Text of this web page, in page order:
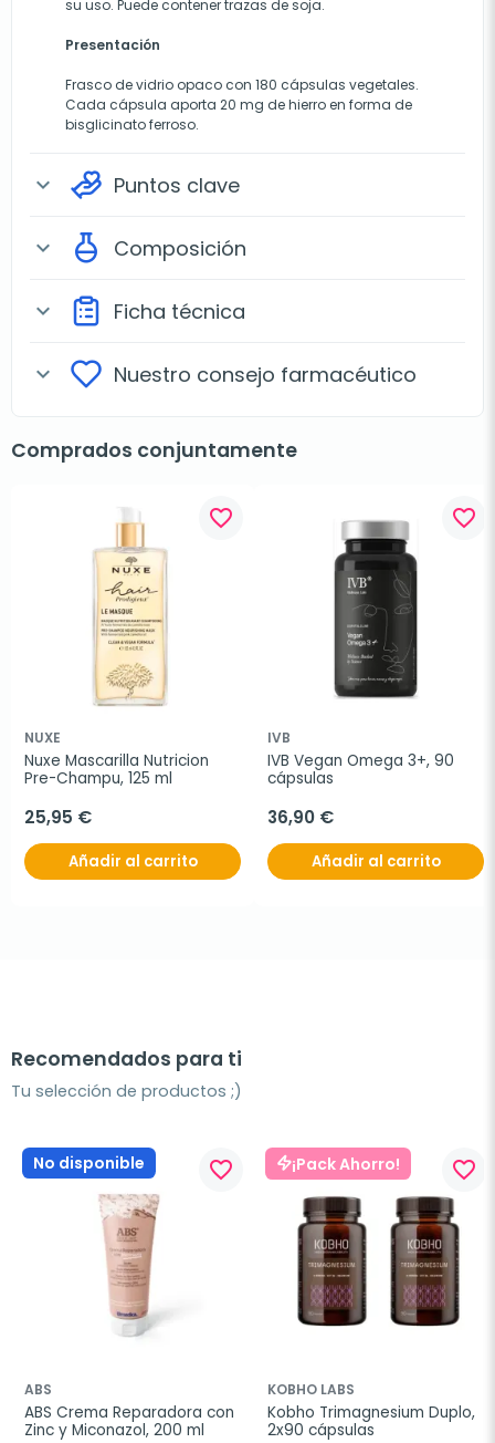
su uso. Puede contener trazas de soja.
Presentación
Frasco de vidrio opaco con 180 cápsulas vegetales.
Cada cápsula aporta 20 mg de hierro en forma de
bisglicinato ferroso.
expand_more Puntos clave
expand_more Composición
expand_more Ficha técnica
expand_more Nuestro consejo farmacéutico
Comprados conjuntamente
favorite_border
NUXE
Nuxe Mascarilla Nutricion
Pre-Champu, 125 ml
25,95 €
Añadir al carrito
favorite_border
IVB
IVB Vegan Omega 3+, 90
cápsulas
36,90 €
Añadir al carrito
Recomendados para ti
Tu selección de productos ;)
No disponible favorite_border
ABS
ABS Crema Reparadora con
Zinc y Miconazol, 200 ml
¡Pack Ahorro! favorite_border
KOBHO LABS
Kobho Trimagnesium Duplo,
2x90 cápsulas